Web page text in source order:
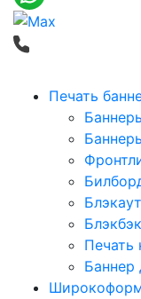
Печать
Блэкаут
Блэкбэк
Печать
Баннер